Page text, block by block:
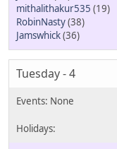
mithalithakur535 (19)
RobinNasty(38)
Jamswhick(36)
Tuesday - 4